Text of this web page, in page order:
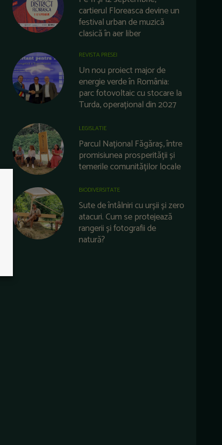
cartierul Floreasca devine un
festival urban de muzică
clasică în aer liber
REVISTA PRESEI
Un nou proiect major de
energie verde în România:
parc fotovoltaic cu stocare la
Turda, operațional din 2027
LEGISLATIE
Parcul Național Făgăraș, între
promisiunea prosperității și
temerile comunităților locale
BIODIVERSITATE
Sute de întâlniri cu urșii și zero
atacuri. Cum se protejează
rangerii și fotografii de
natură?